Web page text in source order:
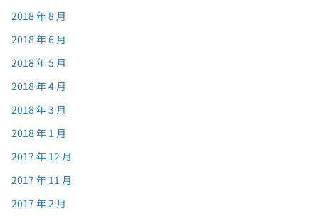
2018 年 8 月
2018 年 6 月
2018 年 5 月
2018 年 4 月
2018 年 3 月
2018 年 1 月
2017 年 12 月
2017 年 11 月
2017 年 2 月